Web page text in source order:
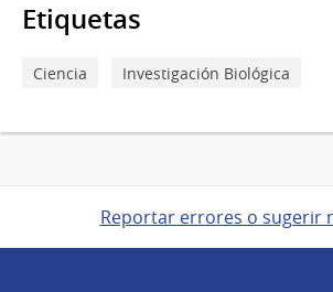
Etiquetas
Ciencia Investigación Biológica
Reportar errores o sugerir